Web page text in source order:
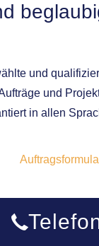
und
und
in allen